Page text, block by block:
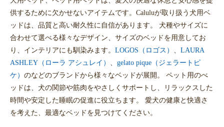
供するために欠かせないアイテムです。Caluluが取り扱う犬用ベ
ッドは、品質と高い耐久性に自信があります。 犬種やサイズに
合わせて選べる様々なデザイン、サイズのベッドを用意してお
り、インテリアにも馴染みます。 LOGOS（ロゴス） 、 LAURA
ASHLEY（ローラ アシュレイ） 、 gelato pique（ジェラートピ
ケ） のなどのブランドから様々なベッドが展開。 ペット用のべ
ッドは、犬の関節や筋肉をやさしくサポートし、リラックスした
時間や安定した睡眠の促進に役立ちます。 愛犬の健康と快適さ
を考えた、最適なベッドを見つけてください。